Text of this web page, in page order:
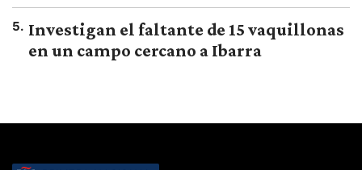
5. Investigan el faltante de 15 vaquillonas
en un campo cercano a Ibarra